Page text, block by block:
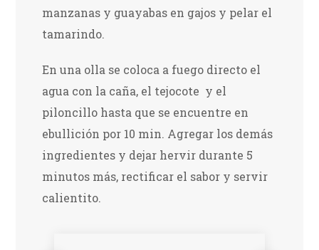
manzanas y guayabas en gajos y pelar el
tamarindo.
En una olla se coloca a fuego directo el
agua con la caña, el tejocote y el
piloncillo hasta que se encuentre en
ebullición por 10 min. Agregar los demás
ingredientes y dejar hervir durante 5
minutos más, rectificar el sabor y servir
calientito.